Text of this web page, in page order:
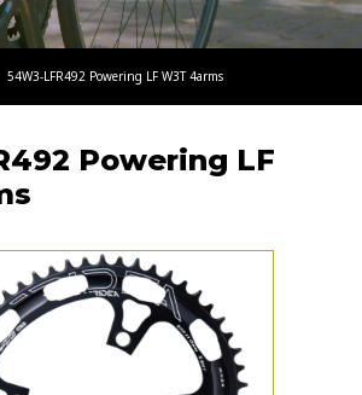
54W3-LFR492 Powering LF W3T 4arms
Powering LF